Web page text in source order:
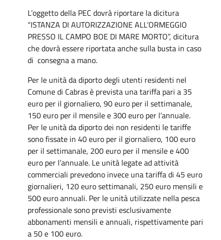
L’oggetto della PEC dovrà riportare la dicitura
“ISTANZA DI AUTORIZZAZIONE ALL’ORMEGGIO
PRESSO IL CAMPO BOE DI MARE MORTO”, dicitura
che dovrà essere riportata anche sulla busta in caso
di consegna a mano.
Per le unità da diporto degli utenti residenti nel
Comune di Cabras è prevista una tariffa pari a 35
euro per il giornaliero, 90 euro per il settimanale,
150 euro per il mensile e 300 euro per l’annuale.
Per le unità da diporto dei non residenti le tariffe
sono fissate in 40 euro per il giornaliero, 100 euro
per il settimanale, 200 euro per il mensile e 400
euro per l’annuale. Le unità legate ad attività
commerciali prevedono invece una tariffa di 45 euro
giornalieri, 120 euro settimanali, 250 euro mensili e
500 euro annuali. Per le unità utilizzate nella pesca
professionale sono previsti esclusivamente
abbonamenti mensili e annuali, rispettivamente pari
a 50 e 100 euro.